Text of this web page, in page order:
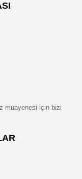
muayenesi için bizi